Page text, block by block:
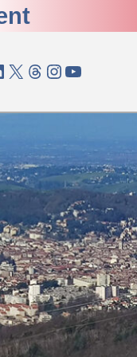
du SIAO de la Loire sur Facebook
In X Cliquez pour visiter la page du SIAO de la Loire sur Threads
Cliquez pour visiter la page du SIAO de la Loire sur Instagram
Cliquez pour visionner la chaine du SIAO de la Loire sur YouTube